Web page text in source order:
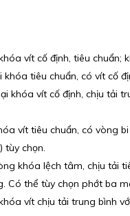
vít cố định, tiêu chuẩn;
khóa tiêu chuẩn, có vít cố
khóa vít cố định, chịu tải
vít tiêu chuẩn, có vòng
tùy chọn.
khóa lệch tâm, chịu tải
Có thể tùy chọn phớt ba
vít chịu tải trung bình